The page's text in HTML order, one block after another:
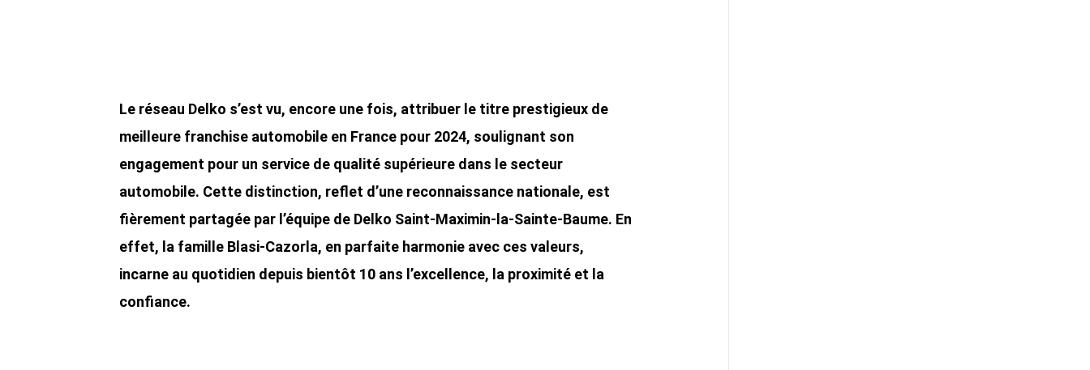
Le réseau Delko s’est vu, encore une fois, attribuer le titre prestigieux de
meilleure franchise automobile en France pour 2024, soulignant son
engagement pour un service de qualité supérieure dans le secteur
automobile. Cette distinction, reflet d’une reconnaissance nationale, est
fièrement partagée par l’équipe de Delko Saint-Maximin-la-Sainte-Baume. En
effet, la famille Blasi-Cazorla, en parfaite harmonie avec ces valeurs,
incarne au quotidien depuis bientôt 10 ans l’excellence, la proximité et la
confiance.